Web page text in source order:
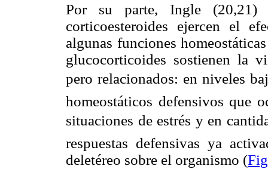
Por su parte, Ingle (20,21)
corticoesteroides ejercen el
algunas funciones
glucocorticoides sostienen la
pero relacionados: en niveles
homeostáticos defensivos que
situaciones de estrés y en
respuestas defensivas ya
deletéreo sobre el organismo (